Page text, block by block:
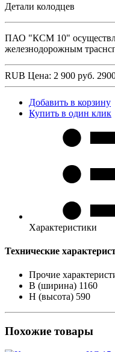
Детали колодцев
ПАО "КСМ 10"
железнодорожным
RUB Цена: 2 900 руб.
Добавить в корзину
Купить в один клик
Характеристики
Технические
Прочие
B (ширина) 1160
H (высота) 590
Похожие товары